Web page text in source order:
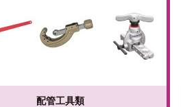
配管工具類